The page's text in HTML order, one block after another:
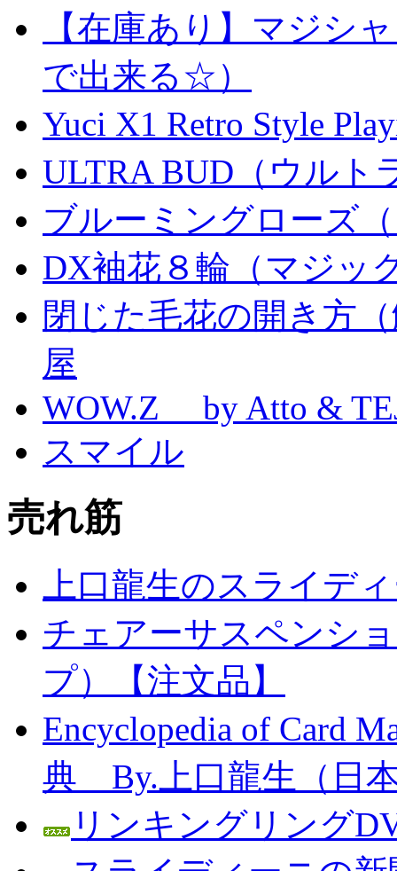
【在庫あり】マジシ
で出来る☆）
Yuci X1 Retro Style
ULTRA BUD（ウルト
ブルーミングローズ
DX袖花８輪（マジッ
閉じた毛花の開き方
屋
WOW.Z by Atto &
スマイル
売れ筋
上口龍生のスライデ
チェアーサスペンシ
プ）【注文品】
Encyclopedia of Card
典 By.上口龍生（日
リンキングリング